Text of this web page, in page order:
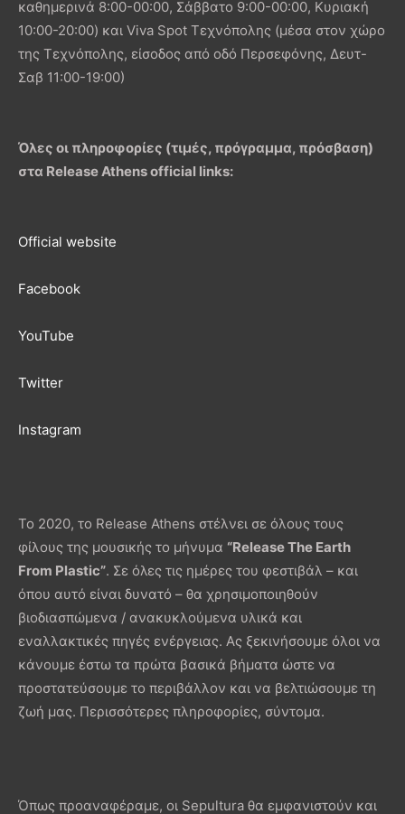
καθημερινά 8:00-00:00, Σάββατο 9:00-00:00, Κυριακή
10:00-20:00) και Viva Spot Τεχνόπολης (μέσα στον χώρο
της Τεχνόπολης, είσοδος από οδό Περσεφόνης, Δευτ-
Σαβ 11:00-19:00)
Όλες οι πληροφορίες (τιμές, πρόγραμμα, πρόσβαση)
στα Release Athens official links:
Official website
Facebook
YouTube
Twitter
Instagram
Το 2020, το Release Athens στέλνει σε όλους τους
φίλους της μουσικής το μήνυμα “Release The Earth
From Plastic”. Σε όλες τις ημέρες του φεστιβάλ – και
όπου αυτό είναι δυνατό – θα χρησιμοποιηθούν
βιοδιασπώμενα / ανακυκλούμενα υλικά και
εναλλακτικές πηγές ενέργειας. Ας ξεκινήσουμε όλοι να
κάνουμε έστω τα πρώτα βασικά βήματα ώστε να
προστατεύσουμε το περιβάλλον και να βελτιώσουμε τη
ζωή μας. Περισσότερες πληροφορίες, σύντομα.
Όπως προαναφέραμε, οι Sepultura θα εμφανιστούν και